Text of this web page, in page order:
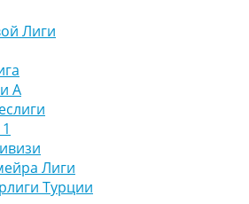
Лиги
А
Лиги
Турции